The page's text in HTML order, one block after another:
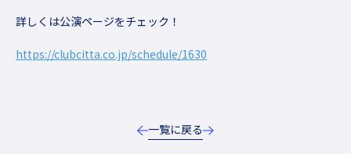
詳しくは公演ページをチェック！
https://clubcitta.co.jp/schedule/1630
一覧に戻る